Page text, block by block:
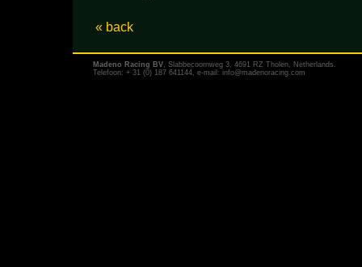
« back
Madeno Racing BV, Slabbecoornweg 3, 4691 RZ Tholen, Netherlands.
Telefoon: + 31 (0) 187 641144, e-mail: info@madenoracing.com